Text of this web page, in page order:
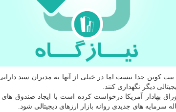
کوین جدا نیست اما در خیلی از آنها به مدیران سبد
دیگر نگهداری کنند.
های جدیدی روانه بازار ارزهای دیجیتالی شود.